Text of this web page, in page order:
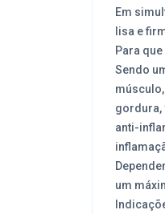
Em
lisa e
Para
Sendo
gordura,
anti-
um